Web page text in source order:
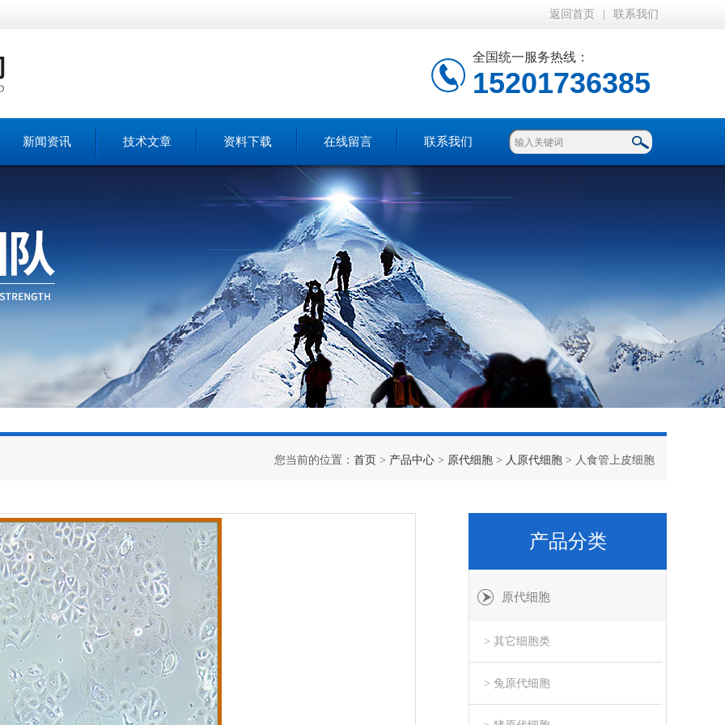
返回首页 联系我们
全国统一服务热线：
15201736385
新闻资讯 技术文章 资料下载 在线留言 联系我们
您当前的位置： 首页 > 产品中心 > 原代细胞 > 人原代细胞 > 人食管上皮细胞
产品分类
原代细胞
> 其它细胞类
> 兔原代细胞